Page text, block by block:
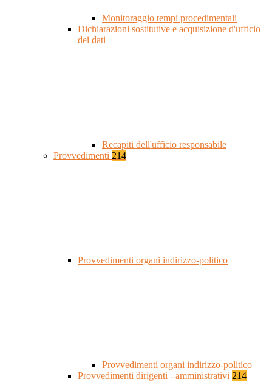
Monitoraggio tempi procedimentali
Dichiarazioni sostitutive e acquisizione d'ufficio
dei dati
Recapiti dell'ufficio responsabile
Provvedimenti 214
Provvedimenti organi indirizzo-politico
Provvedimenti organi indirizzo-politico
Provvedimenti dirigenti - amministrativi 214